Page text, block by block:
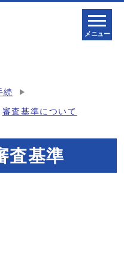
メニュー
続
審査基準について
査基準